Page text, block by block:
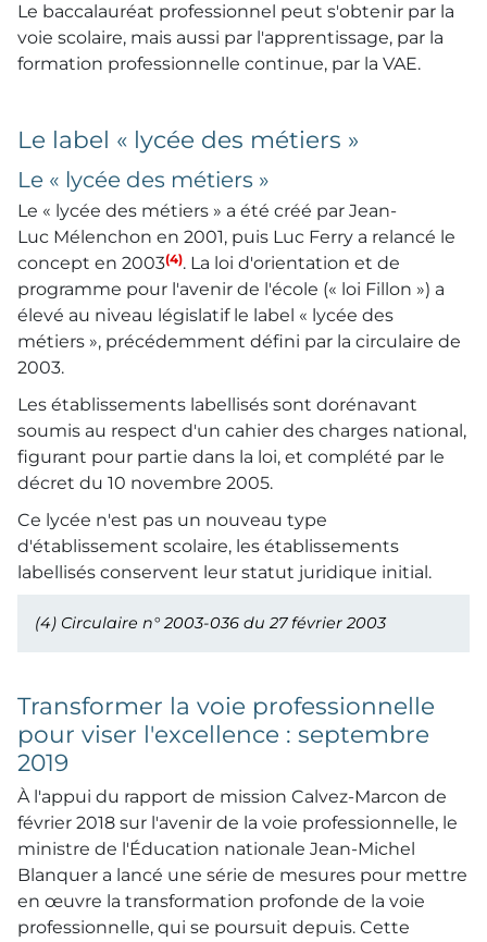
Le baccalauréat professionnel peut s'obtenir par la
voie scolaire, mais aussi par l'apprentissage, par la
formation professionnelle continue, par la VAE.
Le label « lycée des métiers »
Le « lycée des métiers »
Le « lycée des métiers » a été créé par Jean-
Luc Mélenchon en 2001, puis Luc Ferry a relancé le
concept en 2003(4). La loi d'orientation et de
programme pour l'avenir de l'école (« loi Fillon ») a
élevé au niveau législatif le label « lycée des
métiers », précédemment défini par la circulaire de
2003.
Les établissements labellisés sont dorénavant
soumis au respect d'un cahier des charges national,
figurant pour partie dans la loi, et complété par le
décret du 10 novembre 2005.
Ce lycée n'est pas un nouveau type
d'établissement scolaire, les établissements
labellisés conservent leur statut juridique initial.
(4) Circulaire n° 2003-036 du 27 février 2003
Transformer la voie professionnelle
pour viser l'excellence : septembre
2019
À l'appui du rapport de mission Calvez-Marcon de
février 2018 sur l'avenir de la voie professionnelle, le
ministre de l'Éducation nationale Jean-Michel
Blanquer a lancé une série de mesures pour mettre
en œuvre la transformation profonde de la voie
professionnelle, qui se poursuit depuis. Cette